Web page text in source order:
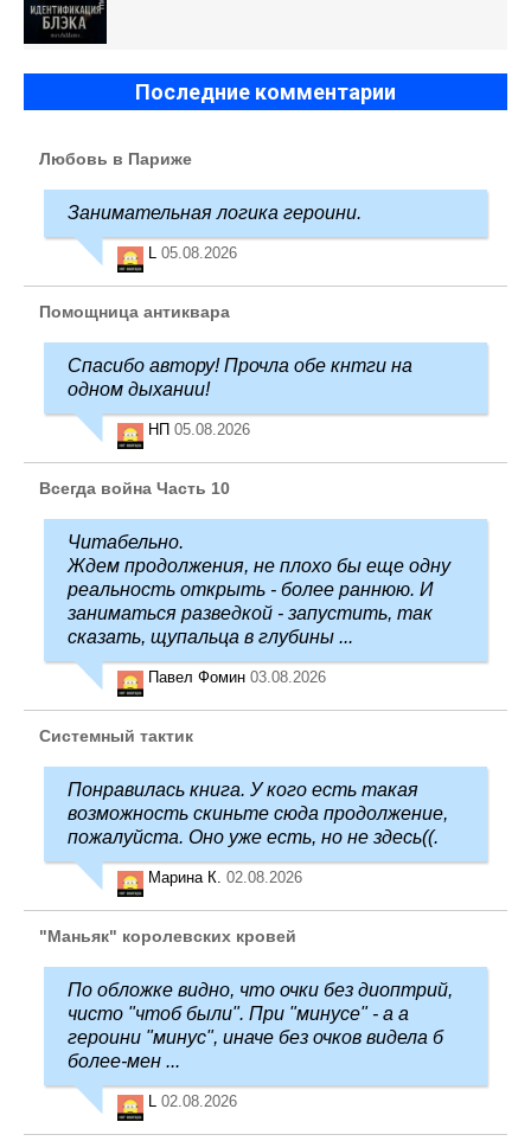
Последние комментарии
Любовь в Париже
Занимательная логика героини.
L 05.08.2026
Помощница антиквара
Спасибо автору! Прочла обе кнтги на
одном дыхании!
НП 05.08.2026
Всегда война Часть 10
Читабельно.
Ждем продолжения, не плохо бы еще одну
реальность открыть - более раннюю. И
заниматься разведкой - запустить, так
сказать, щупальца в глубины ...
Павел Фомин 03.08.2026
Системный тактик
Понравилась книга. У кого есть такая
возможность скиньте сюда продолжение,
пожалуйста. Оно уже есть, но не здесь((.
Марина К. 02.08.2026
"Маньяк" королевских кровей
По обложке видно, что очки без диоптрий,
чисто "чтоб были". При "минусе" - а а
героини "минус", иначе без очков видела б
более-мен ...
L 02.08.2026